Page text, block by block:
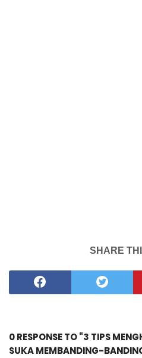
SHARE
0 RESPONSE TO "3 TIPS
SUKA MEMBANDING-